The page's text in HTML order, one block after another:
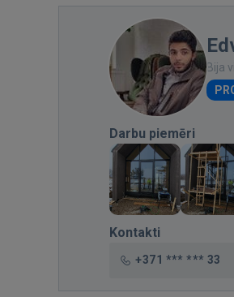
Bija
Darbu piemēri
Kontakti
+371 *** *** 33